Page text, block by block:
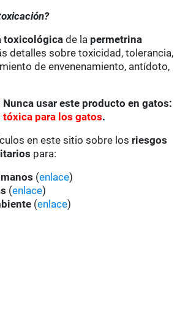
toxicológica de la permetrina
detalles sobre toxicidad, tolerancia,
de envenenamiento, antídoto,
Nunca usar este producto en gatos:
tóxica para los gatos.
en este sitio sobre los riesgos
para:
(enlace)
(enlace)
(enlace)